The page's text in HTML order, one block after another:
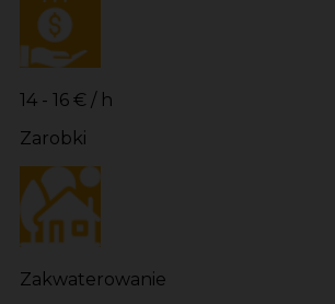
14 - 16 € / h
Zarobki
Zakwaterowanie